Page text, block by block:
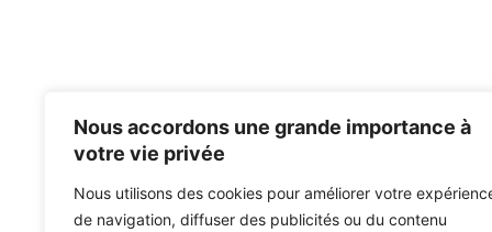
Nous accordons une grande importance à
votre vie privée
Nous utilisons des cookies pour améliorer votre
de navigation, diffuser des publicités ou du contenu